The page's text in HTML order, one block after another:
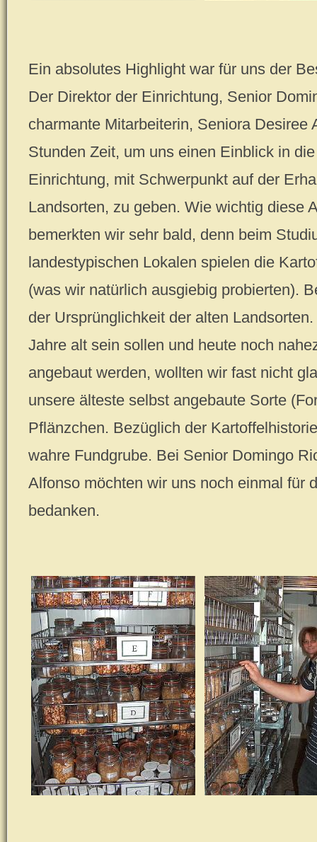
Ein absolutes Highlight war für uns der
Der Direktor der Einrichtung, Senior
charmante Mitarbeiterin, Seniora Desiree
Stunden Zeit, um uns einen Einblick in
Einrichtung, mit Schwerpunkt auf der
Landsorten, zu geben. Wie wichtig diese
bemerkten wir sehr bald, denn beim
landestypischen Lokalen spielen die
(was wir natürlich ausgiebig probierten).
der Ursprünglichkeit der alten
Jahre alt sein sollen und heute noch
angebaut werden, wollten wir fast nicht
unsere älteste selbst angebaute Sorte
Pflänzchen. Bezüglich der
wahre Fundgrube. Bei Senior Domingo
Alfonso möchten wir uns noch einmal für
bedanken.